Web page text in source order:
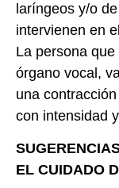
laríngeos y/o
intervienen en
La persona
órgano vocal,
una
con intensidad
EL CUIDADO